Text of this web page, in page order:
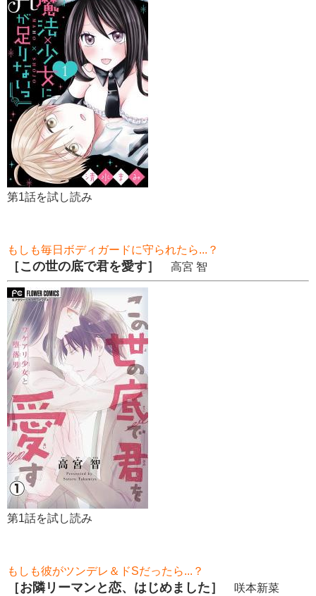
第1話を試し読み
もしも毎日ボディガードに守られたら...？
［この世の底で君を愛す］ 高宮 智
第1話を試し読み
もしも彼がツンデレ＆ドSだったら...？
［お隣リーマンと恋、はじめました］ 咲本新菜